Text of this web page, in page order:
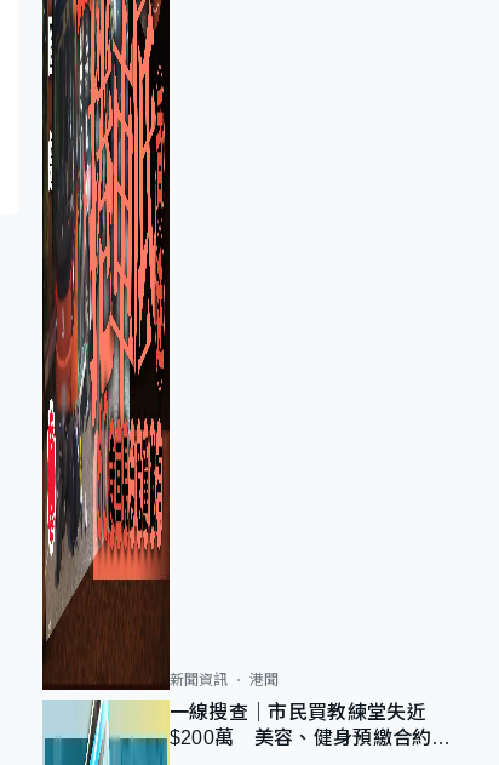
新聞資訊 港聞
一線搜查｜市民買教練堂失近
$200萬 美容、健身預繳合約擬